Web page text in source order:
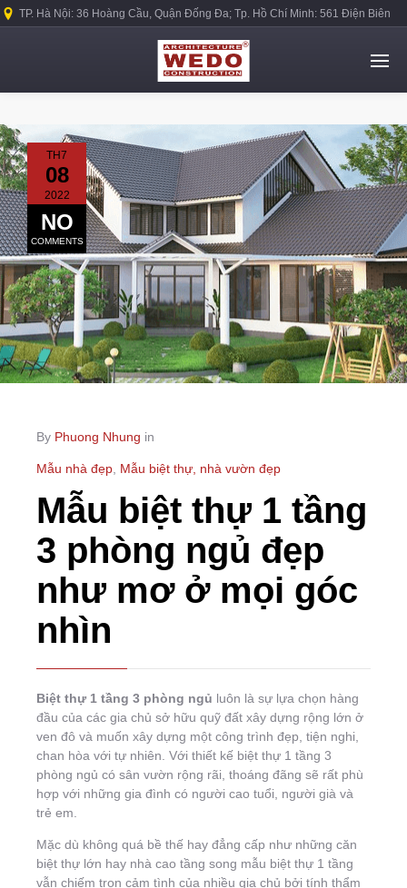
TP. Hà Nội: 36 Hoàng Cầu, Quận Đống Đa; Tp. Hồ Chí Minh: 561 Điện Biên
TH7
08
2022
NO
COMMENTS
By Phuong Nhung in
Mẫu nhà đẹp Mẫu biệt thự, nhà vườn đẹp
Mẫu biệt thự 1 tầng
3 phòng ngủ đẹp
như mơ ở mọi góc
nhìn
Biệt thự 1 tầng 3 phòng ngủ luôn là sự lựa chọn hàng
đầu của các gia chủ sở hữu quỹ đất xây dựng rộng lớn ở
ven đô và muốn xây dựng một công trình đẹp, tiện nghi,
chan hòa với tự nhiên. Với thiết kế biệt thự 1 tầng 3
phòng ngủ có sân vườn rộng rãi, thoáng đãng sẽ rất phù
hợp với những gia đình có người cao tuổi, người già và
trẻ em.
Mặc dù không quá bề thế hay đẳng cấp như những căn
biệt thự lớn hay nhà cao tầng song mẫu biệt thự 1 tầng
vẫn chiếm trọn cảm tình của nhiều gia chủ bởi tính thẩm